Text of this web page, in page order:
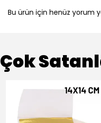
Bu ürün için henüz yorum
Çok